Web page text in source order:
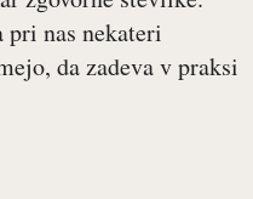
nas nekateri
da zadeva v praksi